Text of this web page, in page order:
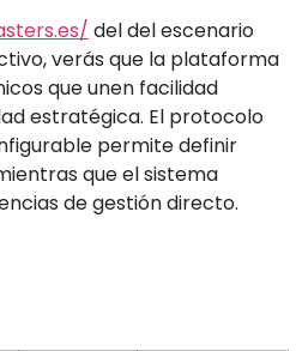
del del escenario
verás que la plataforma
que unen facilidad
estratégica. El protocolo
permite definir
que el sistema
de gestión directo.